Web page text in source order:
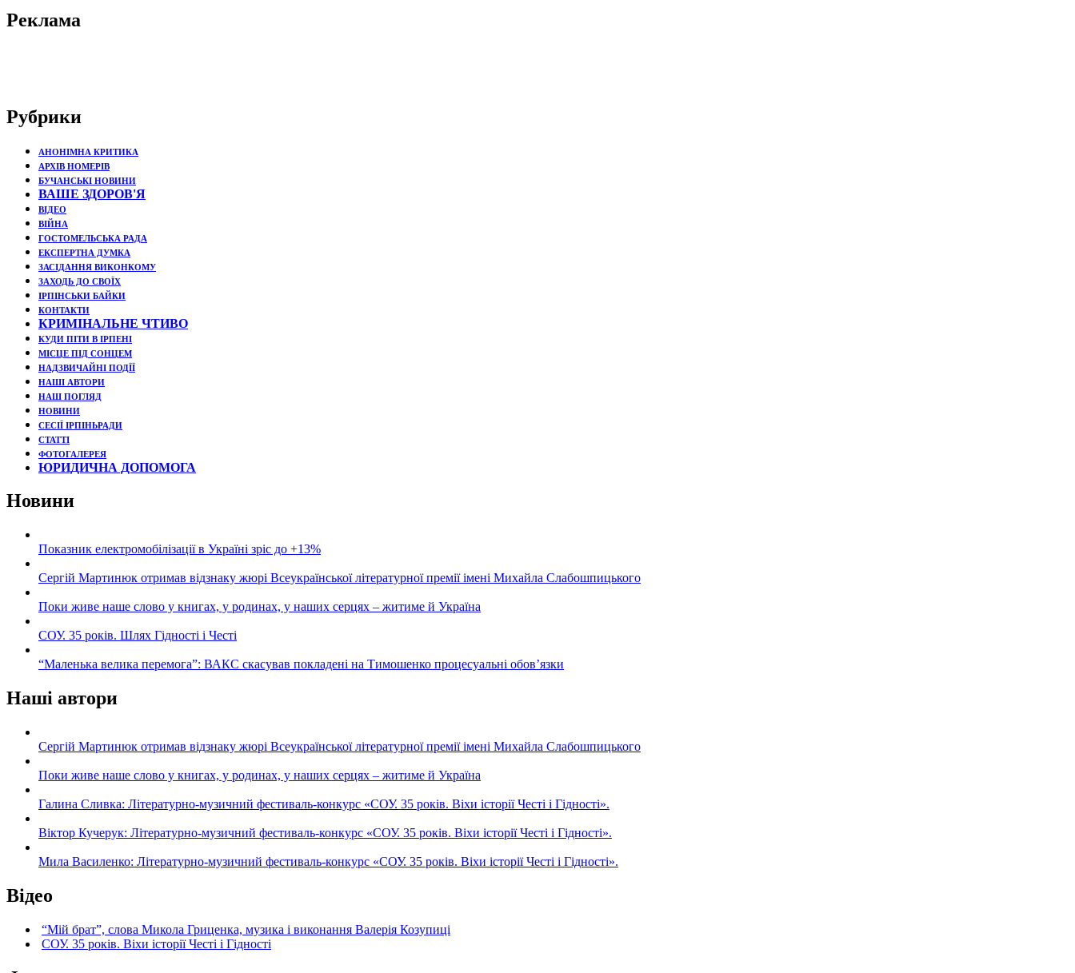
Реклама
Рубрики
АНОНІМНА КРИТИКА
АРХІВ НОМЕРІВ
БУЧАНСЬКІ НОВИНИ
ВАШЕ ЗДОРОВ'Я
ВІДЕО
ВІЙНА
ГОСТОМЕЛЬСЬКА РАДА
ЕКСПЕРТНА ДУМКА
ЗАСІДАННЯ ВИКОНКОМУ
ЗАХОДЬ ДО СВОЇХ
ІРПІНСЬКИ БАЙКИ
КОНТАКТИ
КРИМІНАЛЬНЕ ЧТИВО
КУДИ ПІТИ В ІРПЕНІ
МІСЦЕ ПІД СОНЦЕМ
НАДЗВИЧАЙНІ ПОДЇЇ
НАШІ АВТОРИ
НАШ ПОГЛЯД
НОВИНИ
СЕСІЇ ІРПІНЬРАДИ
СТАТТІ
ФОТОГАЛЕРЕЯ
ЮРИДИЧНА ДОПОМОГА
Новини
Показник електромобілізації в Україні зріс до +13%
Сергій Мартинюк отримав відзнаку жюрі Всеукраїнської літературної премії імені Михайла Слабошпицького
Поки живе наше слово у книгах, у родинах, у наших серцях – житиме й Україна
СОУ. 35 років. Шлях Гідності і Честі
“Маленька велика перемога”: ВАКС скасував покладені на Тимошенко процесуальні обов’язки
Наші автори
Сергій Мартинюк отримав відзнаку жюрі Всеукраїнської літературної премії імені Михайла Слабошпицького
Поки живе наше слово у книгах, у родинах, у наших серцях – житиме й Україна
Галина Сливка: Літературно-музичний фестиваль-конкурс «СОУ. 35 років. Віхи історії Честі і Гідності».
Віктор Кучерук: Літературно-музичний фестиваль-конкурс «СОУ. 35 років. Віхи історії Честі і Гідності».
Мила Василенко: Літературно-музичний фестиваль-конкурс «СОУ. 35 років. Віхи історії Честі і Гідності».
Відео
“Мій брат”, слова Микола Гриценка, музика і виконання Валерія Козупиці
СОУ. 35 років. Віхи історії Честі і Гідності